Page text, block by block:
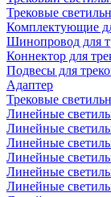
Трековые
Комплектующие
Шинопровод для
Коннектор для
Подвесы для
Адаптер
Трековые
Линейные
Линейные
Линейные
Линейные
Линейные
Линейные